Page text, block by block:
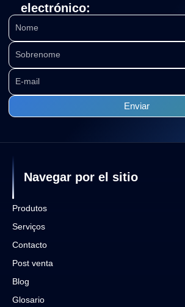
electrónico:
Navegar por el sitio
Produtos
Serviços
Contacto
Post venta
Blog
Glosario